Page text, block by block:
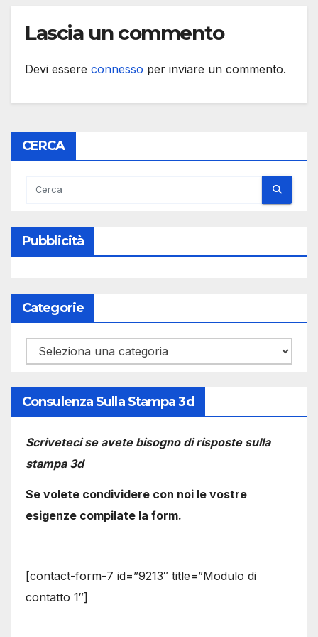
Lascia un commento
Devi essere connesso per inviare un commento.
CERCA
Pubblicità
Categorie
Categorie
Consulenza Sulla Stampa 3d
Scriveteci se avete bisogno di risposte sulla
stampa 3d
Se volete condividere con noi le vostre
esigenze compilate la form.
[contact-form-7 id=”9213″ title=”Modulo di
contatto 1″]